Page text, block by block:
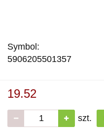
Symbol:
5906205501357
19.52
szt.